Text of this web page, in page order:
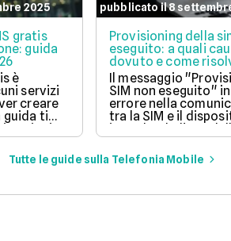
2025
gratis
guida
è
servizi
creare
guida ti
opzioni
senza
pubblicato il 8
Provisioning della
eseguito: a quali
dovuto e come
questo errore
Il messaggio
SIM non eseguito"
errore nella
tra la SIM e il
impedendo l'uso
mobile.
Tutte le guide sulla Telefonia Mobile